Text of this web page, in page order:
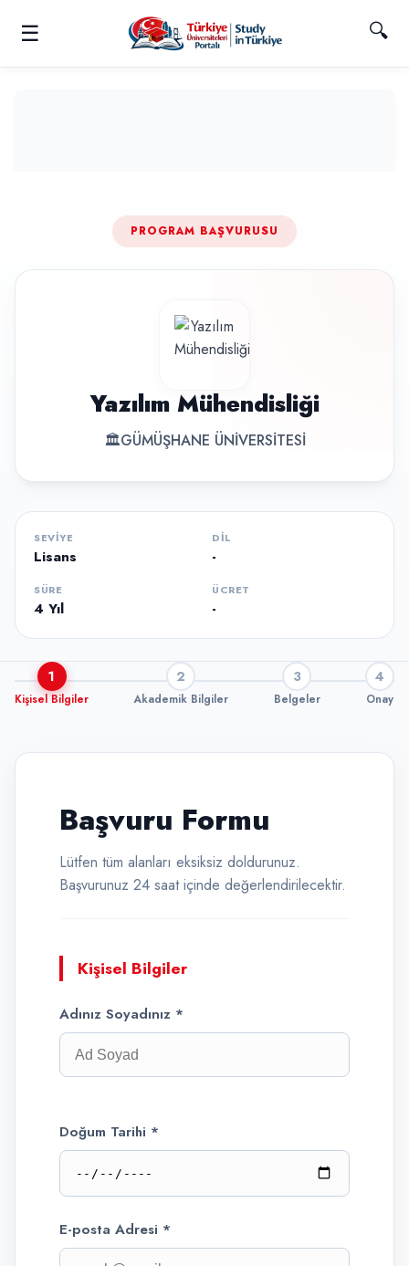
☰ 🔍
PROGRAM BAŞVURUSU
Yazılım Mühendisliği
🏛GÜMÜŞHANE ÜNİVERSİTESİ
SEVIYE
Lisans
DIL
-
SÜRE
4 Yıl
ÜCRET
-
1
Kişisel Bilgiler
2
Akademik Bilgiler
3
Belgeler
4
Onay
Başvuru Formu
Lütfen tüm alanları eksiksiz doldurunuz.
Başvurunuz 24 saat içinde değerlendirilecektir.
Kişisel Bilgiler
Adınız Soyadınız *
Doğum Tarihi *
E-posta Adresi *